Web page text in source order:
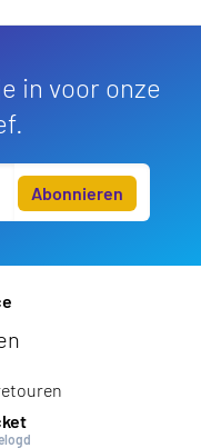
in voor onze
Abonnieren